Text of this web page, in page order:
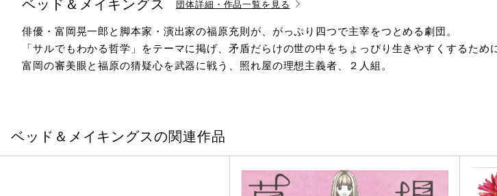
ベッド＆メイキングス 団体詳細・作品一覧を見る
俳優・富岡晃一郎と脚本家・演出家の福原充則が、がっぷり四つで主宰をつとめる劇団。
「サルでもわかる哲学」をテーマに掲げ、矛盾だらけの世の中をちょっぴり生きやすくするために
富岡の審美眼と福原の猜疑心を武器に戦う、照れ屋の理想主義者、２人組。
ベッド＆メイキングスの関連作品